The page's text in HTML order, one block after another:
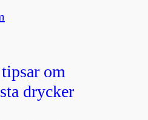
om
drycker